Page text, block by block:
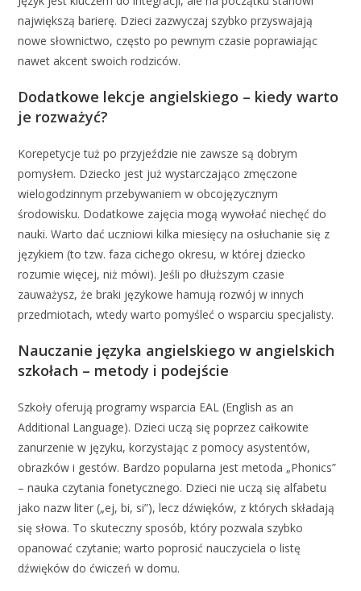
największą barierę. Dzieci zazwyczaj szybko przyswajają
nowe słownictwo, często po pewnym czasie poprawiając
nawet akcent swoich rodziców.
Dodatkowe lekcje angielskiego – kiedy warto
je rozważyć?
Korepetycje tuż po przyjeździe nie zawsze są dobrym
pomysłem. Dziecko jest już wystarczająco zmęczone
wielogodzinnym przebywaniem w obcojęzycznym
środowisku. Dodatkowe zajęcia mogą wywołać niechęć do
nauki. Warto dać uczniowi kilka miesięcy na osłuchanie się z
językiem (to tzw. faza cichego okresu, w której dziecko
rozumie więcej, niż mówi). Jeśli po dłuższym czasie
zauważysz, że braki językowe hamują rozwój w innych
przedmiotach, wtedy warto pomyśleć o wsparciu specjalisty.
Nauczanie języka angielskiego w angielskich
szkołach – metody i podejście
Szkoły oferują programy wsparcia EAL (English as an
Additional Language). Dzieci uczą się poprzez całkowite
zanurzenie w języku, korzystając z pomocy asystentów,
obrazków i gestów. Bardzo popularna jest metoda „Phonics”
– nauka czytania fonetycznego. Dzieci nie uczą się alfabetu
jako nazw liter („ej, bi, si”), lecz dźwięków, z których składają
się słowa. To skuteczny sposób, który pozwala szybko
opanować czytanie; warto poprosić nauczyciela o listę
dźwięków do ćwiczeń w domu.